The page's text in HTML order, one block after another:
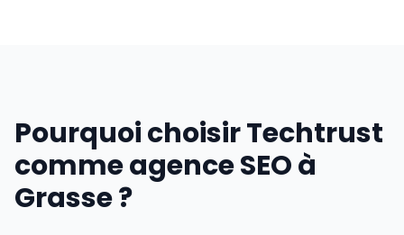
Pourquoi choisir Techtrust
comme agence SEO à
Grasse ?